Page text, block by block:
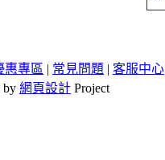
惠專區 | 常見問題 | 客服中心
by 網頁設計 Project